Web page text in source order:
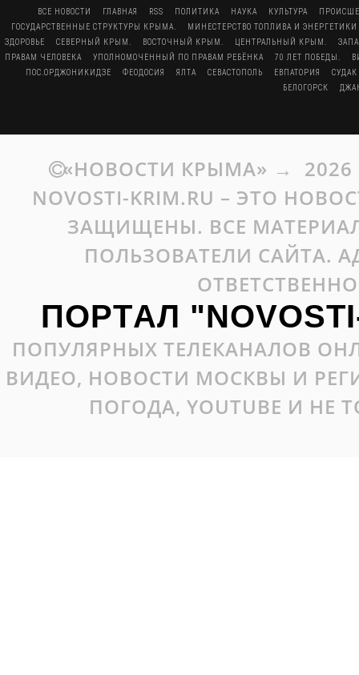
ВСЕ НОВОСТИ ГЛАВНАЯ RSS ПОЛИТИКА НАУКА КУЛЬТУРА
ГОСУДАРСТВЕННЫЕ СТРУКТУРЫ КРЫМА.
МИНЕСТЕРСТВО ТОПЛИВА И
ЗДОРОВЬЕ
СЕВЕРНЫЙ КРЫМ. ВОСТОЧНЫЙ КРЫМ. ЦЕНТРАЛЬНЫЙ КРЫМ.
ПРАВАМ ЧЕЛОВЕКА
УПОЛНОМОЧЕННЫЙ ПО ПРАВАМ РЕБЁНКА 70 ЛЕТ ПОБЕДЫ.
ПОС.ОРДЖОНИКИДЗЕ
ФЕОДОСИЯ ЯЛТА СЕВАСТОПОЛЬ ЕВПАТОРИЯ
СУДАК
БЕЛОГОРСК
«НОВОСТИ КРЫМА» → 2026
NOVOSTI-KRIM.RU – ЭТО
ЗАЩИЩЕНЫ. ВСЕ
ПОЛЬЗОВАТЕЛИ САЙТА.
ПОРТАЛ
ПОПУЛЯРНЫХ ТЕЛЕКАНАЛОВ
ВИДЕО, НОВОСТИ МОСКВЫ И
ПОГОДА, YOUTUBE И